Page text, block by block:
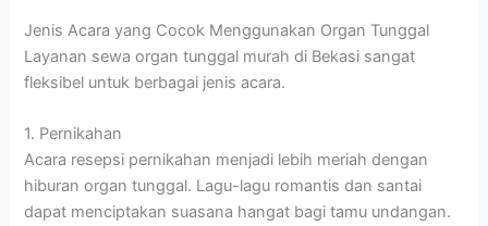
Jenis Acara yang Cocok Menggunakan Organ Tunggal
Layanan sewa organ tunggal murah di Bekasi sangat
fleksibel untuk berbagai jenis acara.
1. Pernikahan
Acara resepsi pernikahan menjadi lebih meriah dengan
hiburan organ tunggal. Lagu-lagu romantis dan santai
dapat menciptakan suasana hangat bagi tamu undangan.